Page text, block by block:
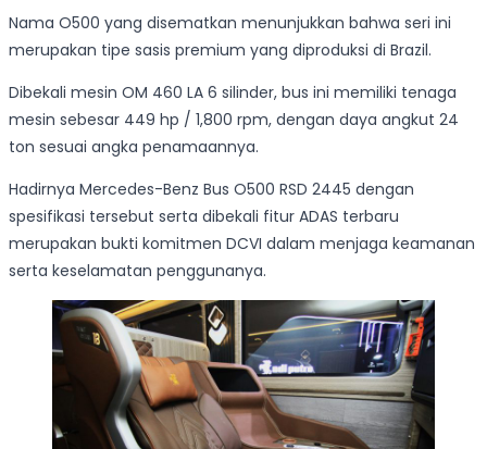
Nama O500 yang disematkan menunjukkan bahwa seri ini
merupakan tipe sasis premium yang diproduksi di Brazil.
Dibekali mesin OM 460 LA 6 silinder, bus ini memiliki tenaga
mesin sebesar 449 hp / 1,800 rpm, dengan daya angkut 24
ton sesuai angka penamaannya.
Hadirnya Mercedes-Benz Bus O500 RSD 2445 dengan
spesifikasi tersebut serta dibekali fitur ADAS terbaru
merupakan bukti komitmen DCVI dalam menjaga keamanan
serta keselamatan penggunanya.